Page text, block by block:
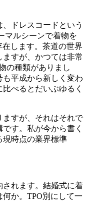
ドレスコードという
マルシーンで着物を
します。茶道の世界
すが、かつては非常
の種類がありまし
も平成から新しく変わ
べるとだいぶゆるく
すが、それはそれで
す。私が今から書く
現時点の業界標準
されます。結婚式に着
か。TPO別にして一